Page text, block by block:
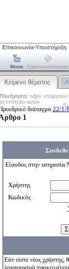
Επικοινωνία-Υποστήριξη
Μενού Εμφάνιση/απόκρυψη
Κείμενο θέματος